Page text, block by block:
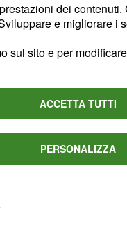
cuocere
la
pulite le
teglia
dei
e migliorare i
sul sito e per
ACCETTA TUTTI
PERSONALIZZA